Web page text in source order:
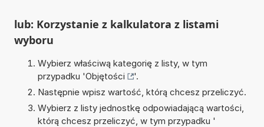
lub: Korzystanie z kalkulatora z listami
wyboru
Wybierz właściwą kategorię z listy, w tym
przypadku 'Objętości
'.
Następnie wpisz wartość, którą chcesz przeliczyć.
Wybierz z listy jednostkę odpowiadającą wartości,
którą chcesz przeliczyć, w tym przypadku '